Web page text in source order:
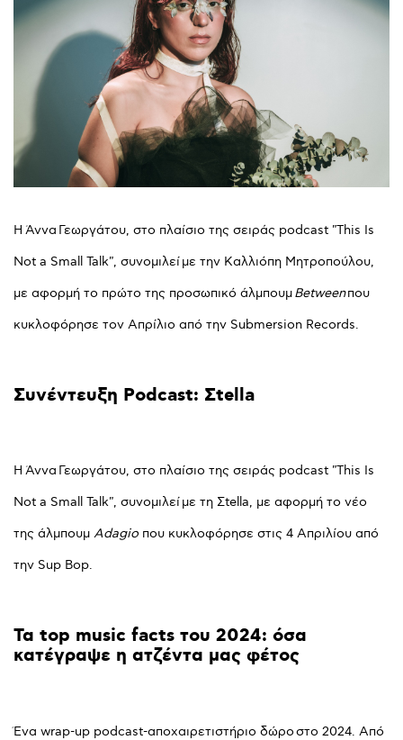
Η Άννα Γεωργάτου, στο πλαίσιο της σειράς podcast "This Is
Not a Small Talk", συνομιλεί με την Καλλιόπη Μητροπούλου,
με αφορμή το πρώτο της προσωπικό άλμπουμBetweenπου
κυκλοφόρησε τον Απρίλιο από την Submersion Records.
Συνέντευξη Podcast: Σtella
Η Άννα Γεωργάτου, στο πλαίσιο της σειράς podcast "This Is
Not a Small Talk", συνομιλεί με τη Σtella, με αφορμή το νέο
της άλμπουμ Adagio που κυκλοφόρησε στις 4 Απριλίου από
την Sup Bop.
Τα top music facts του 2024: όσα
κατέγραψε η ατζέντα μας φέτος
Ένα wrap-up podcast-αποχαιρετιστήριο δώρο στο 2024. Από